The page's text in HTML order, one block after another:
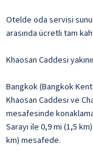
Otelde oda servisi
arasında ücretli tam
Khaosan Caddesi
Bangkok (Bangkok
Khaosan Caddesi ve
mesafesinde
Sarayı ile 0,9 mi (1,5
km) mesafede.